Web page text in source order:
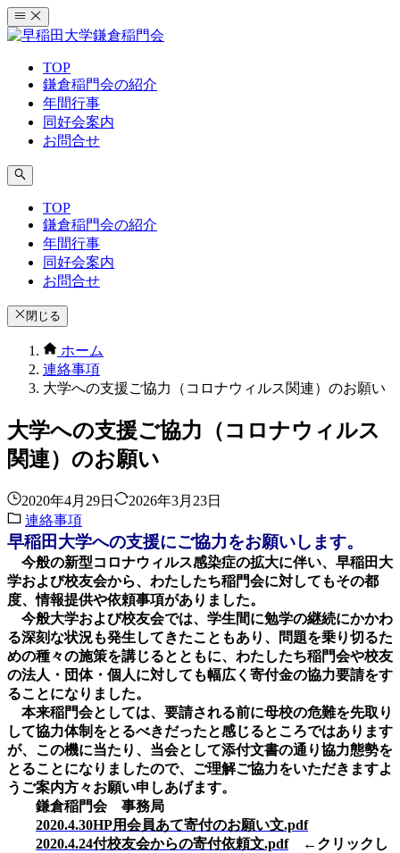
コ
ン
ッ
プ
TOP
鎌倉稲門会の紹介
年間行事
同好会案内
お問合せ
TOP
鎌倉稲門会の紹介
年間行事
同好会案内
お問合せ
閉じる
ホーム
連絡事項
大学への支援ご協力（コロナウィルス関連）のお願い
大学への支援ご協力（コロナウィルス
関連）のお願い
2020年4月29日
2026年3月23日
連絡事項
早稲田大学への支援にご協力をお願いします。
今般の新型コロナウィルス感染症の拡大に伴い、早稲田大
学および校友会から、わたしたち稲門会に対してもその都
度、情報提供や依頼事項がありました。
今般大学および校友会では、学生間に勉学の継続にかかわ
る深刻な状況も発生してきたこともあり、問題を乗り切るた
めの種々の施策を講じるとともに、わたしたち稲門会や校友
の法人・団体・個人に対しても幅広く寄付金の協力要請をす
ることになりました。
本来稲門会としては、要請される前に母校の危難を先取り
して協力体制をとるべきだったと感じるところではあります
が、この機に当たり、当会として添付文書の通り協力態勢を
とることになりましたので、ご理解ご協力をいただきますよ
うご案内方々お願い申しあげます。
鎌倉稲門会 事務局
2020.4.30HP用会員あて寄付のお願い文.pdf
2020.4.24付校友会からの寄付依頼文.pdf←クリックし